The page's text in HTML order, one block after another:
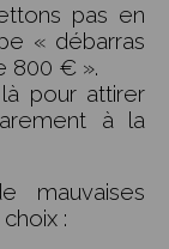
pas en
« débarras
800 € ».
pour attirer
à la
mauvaises
: